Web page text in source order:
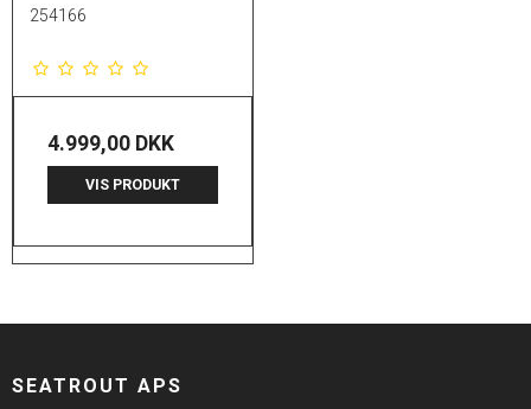
254166
4.999,00 DKK
VIS PRODUKT
SEATROUT APS